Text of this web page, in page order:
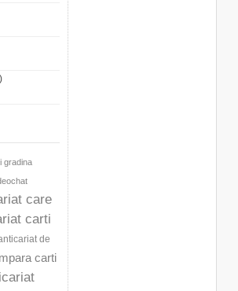
gradina
care
carti
de
carti